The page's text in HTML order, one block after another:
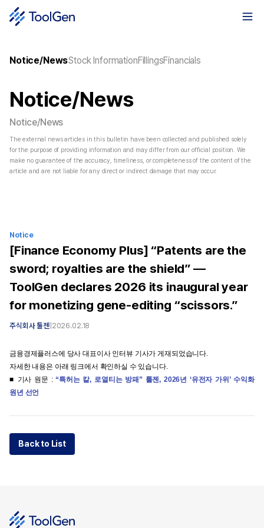
Notice/NewsStock InformationFillingsFinancials
Notice/News
Notice/News
The external news articles in this bulletin have been collected and published solely
for the purpose of providing information and may differ from our official position. We
make no guarantee of the accuracy, timeliness, or completeness of the content of the
article and are not liable for any direct or indirect damage that may occur.
Notice
[Finance Economy Plus] “Patents are the
sword; royalties are the shield” —
ToolGen declares 2026 its inaugural year
for monetizing gene‑editing “scissors.”
주식회사 툴젠| 2026.02.18
금융경제플러스에 당사 대표이사 인터뷰 기사가 게재되었습니다.
자세한 내용은 아래 링크에서 확인하실 수 있습니다.
■ 기사 원문 : “특허는 칼, 로열티는 방패” 툴젠, 2026년 ‘유전자 가위’ 수익화
원년 선언
Back to List